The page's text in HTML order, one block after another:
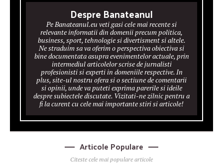
Despre Banateanul
Pe Banateanul.eu veti gasi cele mai recente si
relevante informatii din domenii precum politica,
business, sport, tehnologie si divertisment si altele.
Ne straduim sa va oferim o perspectiva obiectiva si
bine documentata asupra evenimentelor actuale, prin
intermediul articolelor scrise de jurnalisti
profesionisti si experti in domeniile respective. In
plus, site-ul nostru ofera si o sectiune de comentarii
si opinii, unde va puteti exprima parerile si ideile
despre subiectele discutate. Vizitati-ne zilnic pentru a
fi la curent cu cele mai importante stiri si articole!
Articole Populare
Citeste cele mai populare articole